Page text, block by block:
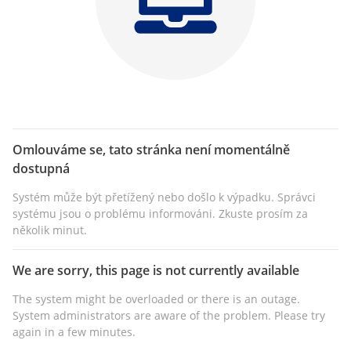
Omlouváme se, tato stránka není momentálně
dostupná
Systém může být přetížený nebo došlo k výpadku. Správci
systému jsou o problému informováni. Zkuste prosím za
několik minut.
We are sorry, this page is not currently available
The system might be overloaded or there is an outage.
System administrators are aware of the problem. Please try
again in a few minutes.